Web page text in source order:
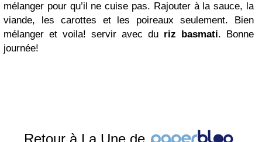
mélanger pour qu’il ne cuise pas. Rajouter à la sauce, la
viande, les carottes et les poireaux seulement. Bien
mélanger et voila! servir avec du riz basmati. Bonne
journée!